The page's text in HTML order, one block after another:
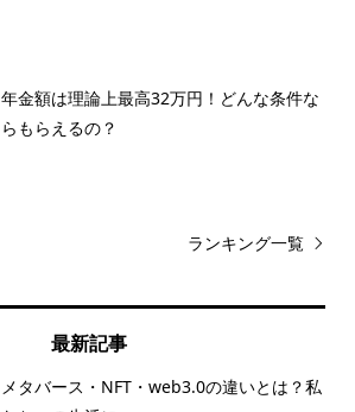
年金額は理論上最高32万円！どんな条件な
らもらえるの？
ランキング一覧
最新記事
メタバース・NFT・web3.0の違いとは？私